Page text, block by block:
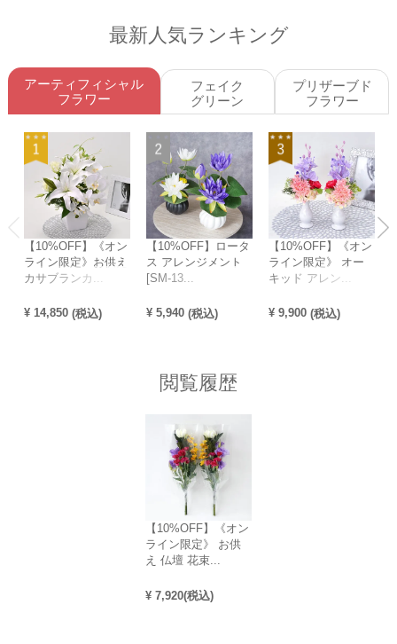
最新人気ランキング
アーティフィシャル
フラワー
フェイク
グリーン
プリザーブド
フラワー
【10%OFF】《オン
ライン限定》お供え
カサブランカ...
¥ 14,850 (税込)
【10%OFF】ロータ
ス アレンジメント
[SM-13...
¥ 5,940 (税込)
【10%OFF】《オン
ライン限定》 オー
キッド アレン...
¥ 9,900 (税込)
閲覧履歴
【10%OFF】《オン
ライン限定》 お供
え 仏壇 花束...
¥ 7,920(税込)